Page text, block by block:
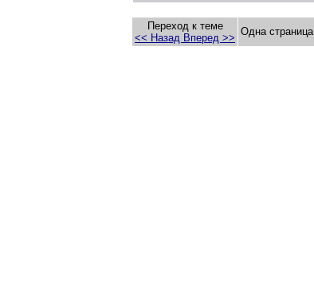
Переход к теме
<< Назад Вперед >>
Одна страница